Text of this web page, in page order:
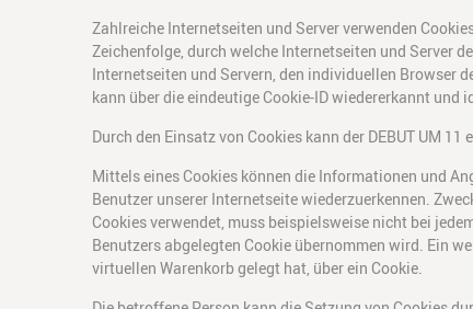
Zahlreiche Internetseiten und Server verwenden
Zeichenfolge, durch welche Internetseiten und Server
Internetseiten und Servern, den individuellen Browser
kann über die eindeutige Cookie-ID wiedererkannt und
Durch den Einsatz von Cookies kann der DEBUT UM
Mittels eines Cookies können die Informationen und
Benutzer unserer Internetseite wiederzuerkennen.
Cookies verwendet, muss beispielsweise nicht bei
Benutzers abgelegten Cookie übernommen wird. Ein
virtuellen Warenkorb gelegt hat, über ein Cookie.